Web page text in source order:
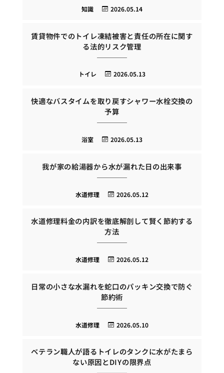
2026.05.14
知識
賃貸物件でのトイレ凍結被害と責任の所在に関す
る法的リスク管理
2026.05.13
トイレ
快適なバスタイムを取り戻すシャワー水栓交換の
予算
2026.05.13
浴室
我が家の給湯器から水が漏れた日の出来事
2026.05.12
水道修理
水道修理料金の内訳を徹底解剖して賢く節約する
方法
2026.05.12
水道修理
日常の小さな水漏れを蛇口のパッキン交換で防ぐ
節約術
2026.05.10
水道修理
ベテラン職人が語るトイレのタンクに水がたまら
ない原因とDIYの限界点